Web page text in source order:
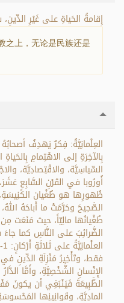
إِقامةُ الحَياةِ على غَيْرِ
之上，无论是民族还是
العِلْمانِيَّةُ: فِكرٌ يَهدِفُ
بِالآخِرَةِ إلى الاهْتِمامِ
السِّياسِيَّة، والاقْتِصادِيَّة،
أُورُوبا في القَرْنِ السَّابِعِ
ظُهورِها هو طُغْيان
الصَّحِيحَ وحَرَّمَتْ ما أَباحَهُ
طُغْيانُها مالِيّاً، حيث مَنَعَت
الضَّرائِبَ على النَّاسِ كما
فقط، وتَأْخِيرُ مَنْزِلَةِ الدِّينِ
الإِنْسانِ الشَّخْصِيَّةِ، وأَمَّا
الطَّبِيعَةَ فَيَنْبَغِي أن يكونَ